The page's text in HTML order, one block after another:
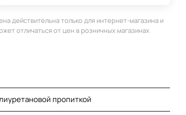
действительна только для интернет-магазина и
отличаться от цен в розничных магазинах
пропиткой